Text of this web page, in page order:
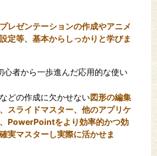
レゼンテーションの作成やアニメ
定等、 基本からしっかりと学びま
心者から一歩進んだ応用的な使い
どの作成に欠かせない図形の編集
スライドマスター、他のアプリケ
PowerPointをより効率的かつ効
実マスターし実際に活かせま